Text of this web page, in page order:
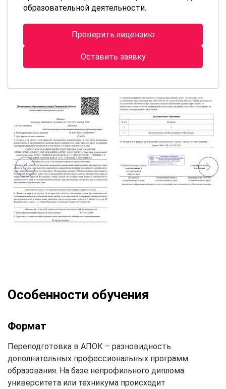
образовательной деятельности.
Проверить лицензию
Оставить заявку
Особенности обучения
Формат
Переподготовка в АПОК – разновидность
дополнительных профессиональных программ
образования. На базе непрофильного диплома
университета или техникума происходит